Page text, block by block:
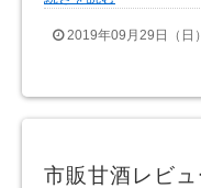
2019年09月29日（日）
市販甘酒レビ